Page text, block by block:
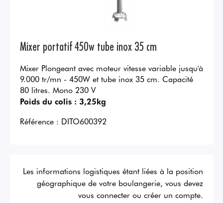
Mixer portatif 450w tube inox 35 cm
Mixer Plongeant avec moteur vitesse variable jusqu'à
9.000 tr/mn - 450W et tube inox 35 cm. Capacité
80 litres. Mono 230 V
Poids du colis : 3,25kg
Référence : DITO600392
Les informations logistiques étant liées à la position
géographique de votre boulangerie, vous devez
vous connecter ou créer un compte.